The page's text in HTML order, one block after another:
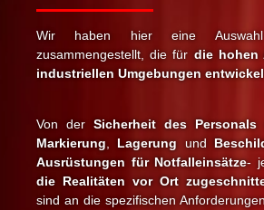
Wir haben hier eine
zusammengestellt, die für die hohen
industriellen Umgebungen
Von derSicherheit des Personals
Markierung
Lagerung und
Ausrüstungen für Notfalleinsätze-
die Realitäten vor Ort
sind an die spezifischen